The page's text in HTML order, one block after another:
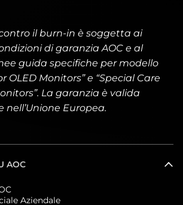
il burn-in è soggetta ai
di garanzia AOC e al
guida specifiche per modello
OLED Monitors” e “Special Care
La garanzia è valida
Europea.
AOC
Aziendale